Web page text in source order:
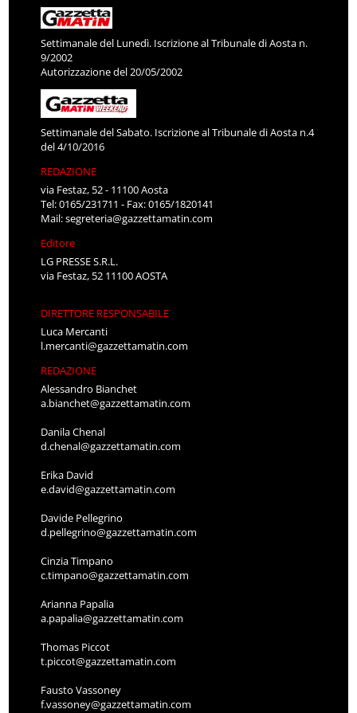
Settimanale del Lunedì. Iscrizione al Tribunale di Aosta n.
9/2002
Autorizzazione del 20/05/2002
Settimanale del Sabato. Iscrizione al Tribunale di Aosta n.4
del 4/10/2016
REDAZIONE
via Festaz, 52 - 11100 Aosta
Tel: 0165/231711 - Fax: 0165/1820141
Mail:segreteria@gazzettamatin.com
Editore
LG PRESSE S.R.L.
via Festaz, 52 11100 AOSTA
DIRETTORE RESPONSABILE
Luca Mercanti
l.mercanti@gazzettamatin.com
REDAZIONE
Alessandro Bianchet
a.bianchet@gazzettamatin.com
Danila Chenal
d.chenal@gazzettamatin.com
Erika David
e.david@gazzettamatin.com
Davide Pellegrino
d.pellegrino@gazzettamatin.com
Cinzia Timpano
c.timpano@gazzettamatin.com
Arianna Papalia
a.papalia@gazzettamatin.com
Thomas Piccot
t.piccot@gazzettamatin.com
Fausto Vassoney
f.vassoney@gazzettamatin.com